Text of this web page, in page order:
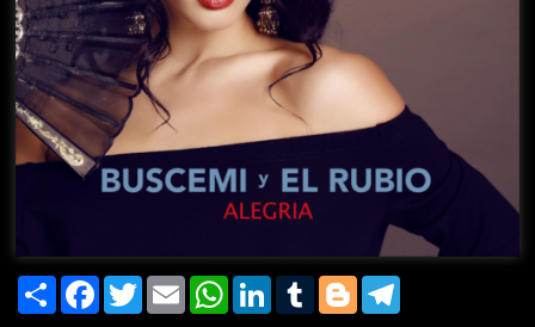
Share FacebookTwitterEmail WhatsAppLinkedInTumblrBlogger